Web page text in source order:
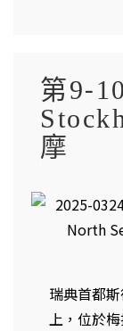
第9-
摩
瑞典首都
上，位於